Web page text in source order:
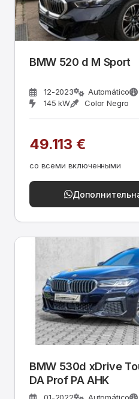
BMW 520 d M Sport
12-2023 Automático
145 kW
Color Negro
49.113 €
со всеми включенными
BMW 530d xDrive
DA Prof PA AHK